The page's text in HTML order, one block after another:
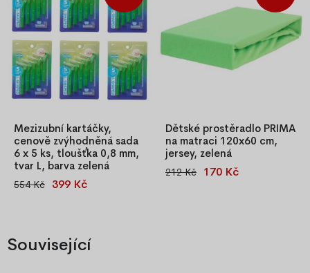
Mezizubní kartáčky,
cenově zvýhodněná sada
6 x 5 ks, tloušťka 0,8 mm,
tvar L, barva zelená
Cenově výhodná sada 30
Vhodné pro běžnou hygienu,
554 Kč 399 Kč
Dětské prostěradlo PRIMA
na matraci 120x60 cm,
jersey, zelená
Dětské napínací prostěradlo
212 Kč 170 Kč
Související